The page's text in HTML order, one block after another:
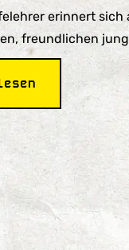
erinnert sich
freundlichen
Episode
Helmut
Backhaus